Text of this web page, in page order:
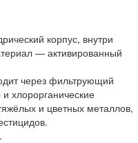
корпус, внутри
— активированный
через фильтрующий
хлорорганические
и цветных металлов,